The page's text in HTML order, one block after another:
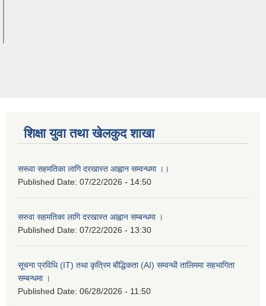
शिक्षा युवा तथा खेलकुद शाखा
सरूवा सहमतिका लागि दरखास्त आह्वान सम्वन्धमा ।।
Published Date: 07/22/2026 - 14:50
सरुवा सहमतिका लागि दरखास्त आह्वान सम्बन्धमा ।
Published Date: 07/22/2026 - 13:30
सूचना प्रविधि (IT) तथा कृत्रिम बौद्धिकता (AI) सम्वन्धी तालिममा सहभागिता
सम्बन्धमा ।
Published Date: 06/28/2026 - 11:50